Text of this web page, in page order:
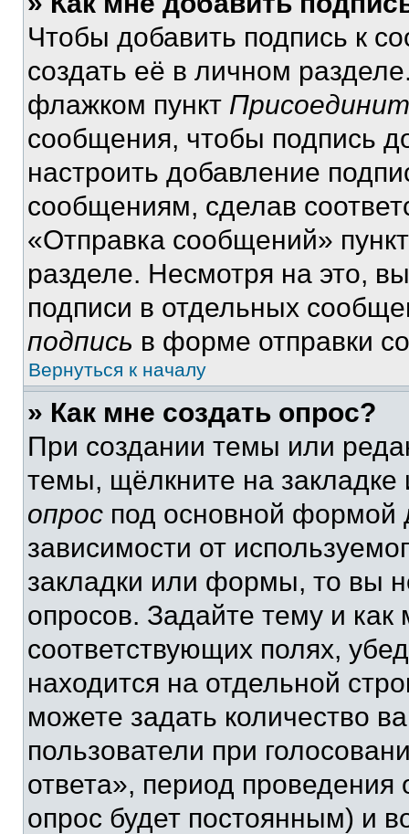
Чтобы добавить подпись к
создать её в личном
флажком пункт
сообщения, чтобы подпись
настроить добавление
сообщениям, сделав
«Отправка сообщений»
разделе. Несмотря на это,
подписи в отдельных
подпись в форме отправки
Вернуться к началу
» Как мне создать опрос?
При создании темы или
темы, щёлкните на
опрос под основной формой
зависимости от
закладки или формы, то вы
опросов. Задайте тему и
соответствующих полях,
находится на отдельной
можете задать количество
пользователи при
ответа», период проведения
опрос будет постоянным) и